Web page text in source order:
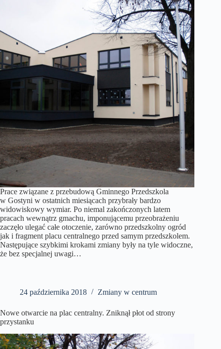
Prace związane z przebudową Gminnego Przedszkola
w Gostyni w ostatnich miesiącach przybrały bardzo
widowiskowy wymiar. Po niemal zakończonych latem
pracach wewnątrz gmachu, imponującemu przeobrażeniu
zaczęło ulegać całe otoczenie, zarówno przedszkolny ogród
jak i fragment placu centralnego przed samym przedszkolem.
Następujące szybkimi krokami zmiany były na tyle widoczne,
że bez specjalnej uwagi…
24 października 2018 Zmiany w centrum
Nowe otwarcie na plac centralny. Zniknął płot od strony
przystanku